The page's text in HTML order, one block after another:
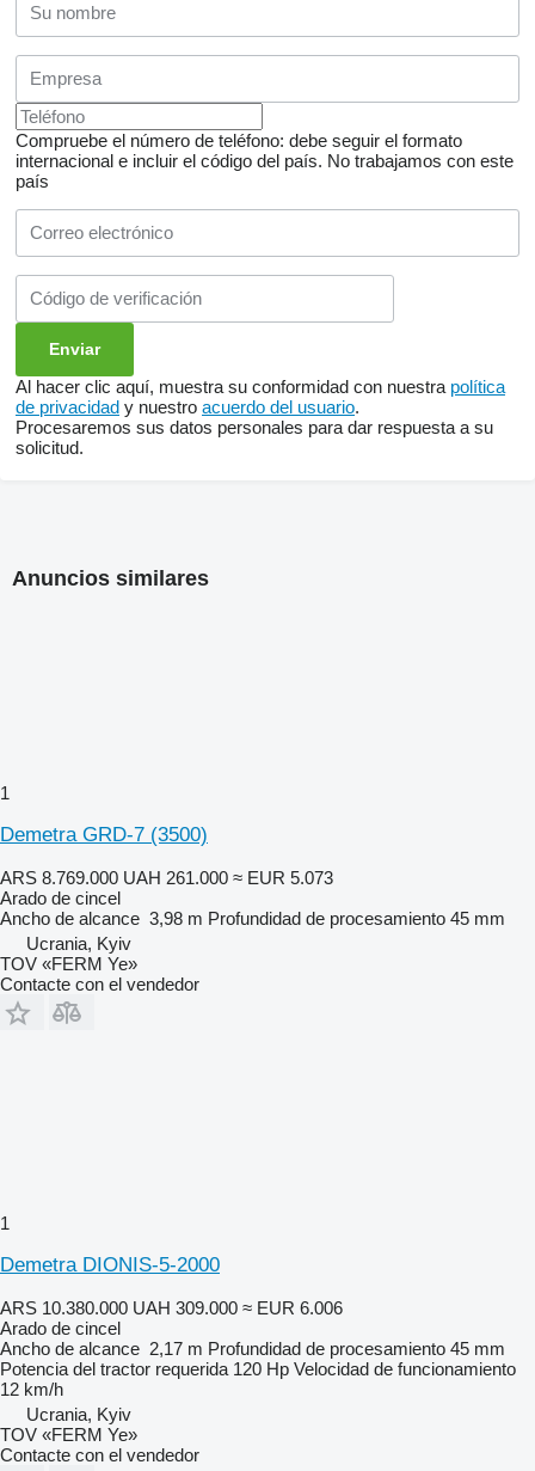
Compruebe el número de teléfono: debe seguir el formato
internacional e incluir el código del país. No trabajamos con este
país
Al hacer clic aquí, muestra su conformidad con nuestra política
de privacidad y nuestro acuerdo del usuario.
Procesaremos sus datos personales para dar respuesta a su
solicitud.
Anuncios similares
1
Demetra GRD-7 (3500)
ARS 8.769.000 UAH 261.000 ≈ EUR 5.073
Arado de cincel
Ancho de alcance 3,98 m Profundidad de procesamiento 45 mm
Ucrania, Kyiv
TOV «FERM Ye»
Contacte con el vendedor
1
Demetra DIONIS-5-2000
ARS 10.380.000 UAH 309.000 ≈ EUR 6.006
Arado de cincel
Ancho de alcance 2,17 m Profundidad de procesamiento 45 mm
Potencia del tractor requerida 120 Hp Velocidad de funcionamiento
12 km/h
Ucrania, Kyiv
TOV «FERM Ye»
Contacte con el vendedor